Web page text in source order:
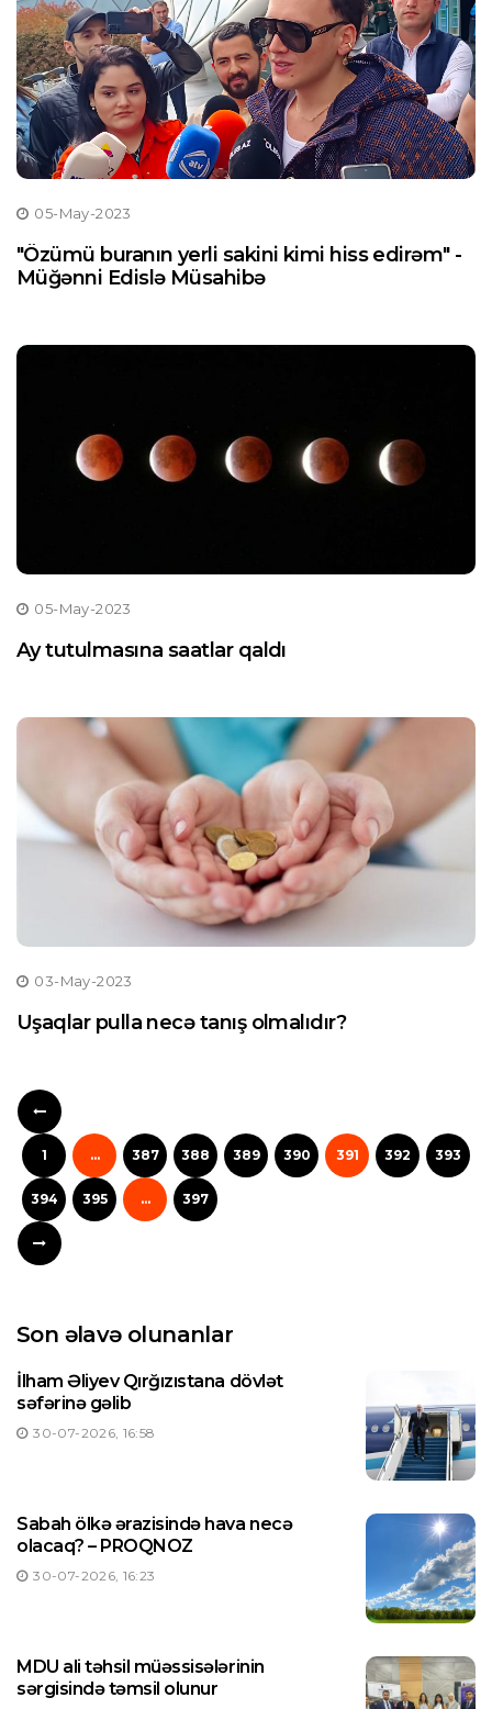
05-May-2023
"Özümü buranın yerli sakini kimi hiss edirəm" -
Müğənni Edislə Müsahibə
05-May-2023
Ay tutulmasına saatlar qaldı
03-May-2023
Uşaqlar pulla necə tanış olmalıdır?
1 ... 387 388 389 390 391 392 393
394 395 ... 397
Son əlavə olunanlar
İlham Əliyev Qırğızıstana dövlət
səfərinə gəlib
30-07-2026, 16:58
Sabah ölkə ərazisində hava necə
olacaq? – PROQNOZ
30-07-2026, 16:23
MDU ali təhsil müəssisələrinin
sərgisində təmsil olunur